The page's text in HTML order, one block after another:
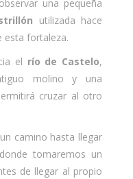
una pequeña
utilizada hace
esta fortaleza.
el río de Castelo,
molino y una
cruzar al otro
camino hasta llegar
tomaremos un
de llegar al propio